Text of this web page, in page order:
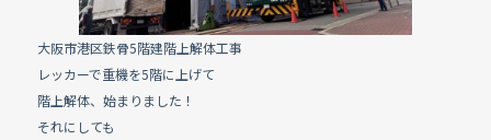
大阪市港区鉄骨5階建階上解体工事
レッカーで重機を5階に上げて
階上解体、始まりました！
それにしても